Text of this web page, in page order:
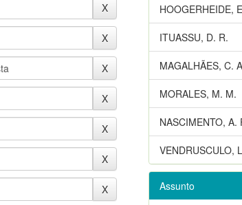
HOOGERHEIDE,
ITUASSU, D. R.
MAGALHÃES, C.
MORALES, M. M.
NASCIMENTO, A.
VENDRUSCULO,
Assunto